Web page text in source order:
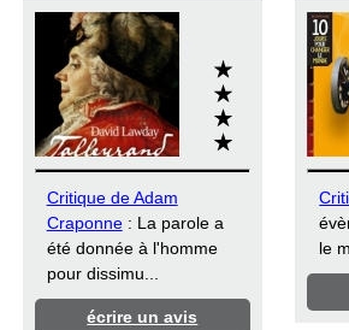
Critique de Adam
Craponne: La parole a
été donnée à l'homme
pour dissimu...
écrire un avis
le